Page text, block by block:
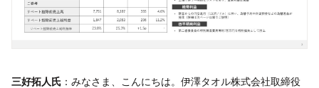
三好拓人氏 ：みなさま、こんにちは。伊澤タオル株式会社取締役